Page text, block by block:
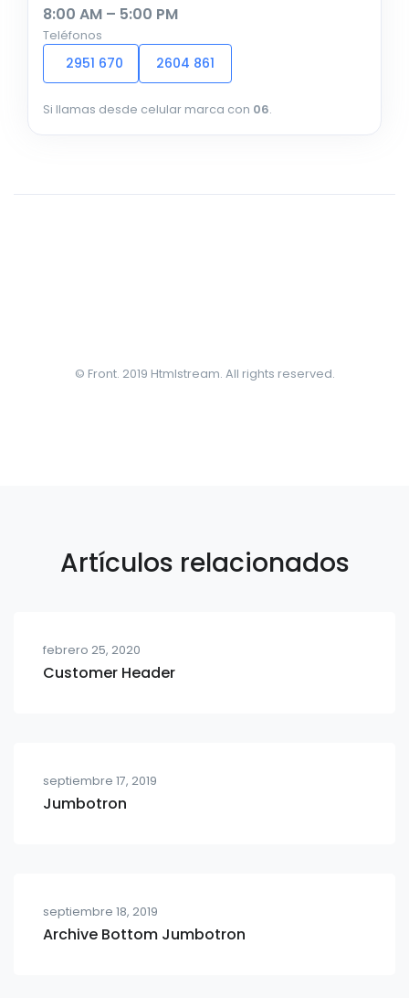
8:00 AM – 5:00 PM
Teléfonos
2951 670 2604 861
Si llamas desde celular marca con 06.
© Front. 2019 Htmlstream. All rights reserved.
Artículos relacionados
febrero 25, 2020
Customer Header
septiembre 17, 2019
Jumbotron
septiembre 18, 2019
Archive Bottom Jumbotron